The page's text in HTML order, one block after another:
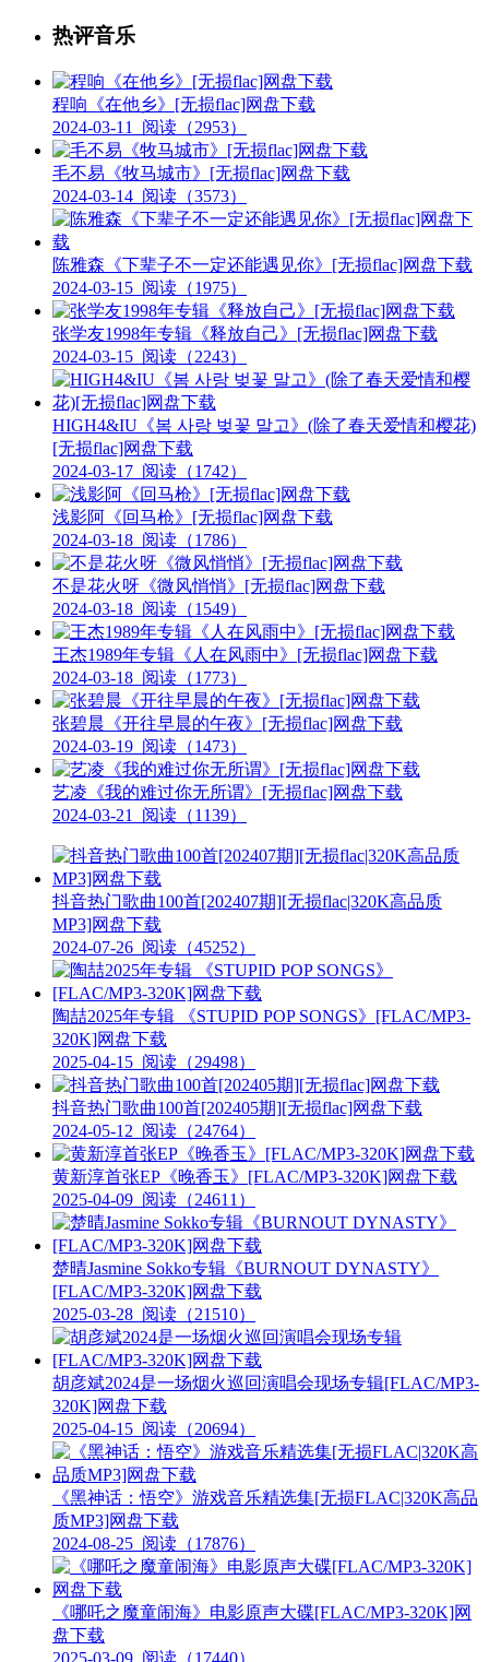
热评音乐
程响《在他乡》[无损flac]网盘下载
2024-03-11
阅读（2953）
毛不易《牧马城市》[无损flac]网盘下载
2024-03-14 阅读（3573）
陈雅森《下辈子不一定还能遇见你》[无损flac]网盘下载
2024-03-15 阅读（1975）
张学友1998年专辑《释放自己》[无损flac]网盘下载
2024-03-15 阅读（2243）
HIGH4&IU《봄 사랑 벚꽃 말고》(除了春天爱情和樱花)
[无损flac]网盘下载
2024-03-17 阅读（1742）
浅影阿《回马枪》[无损flac]网盘下载
2024-03-18 阅读（1786）
不是花火呀《微风悄悄》[无损flac]网盘下载
2024-03-18 阅读（1549）
王杰1989年专辑《人在风雨中》[无损flac]网盘下载
2024-03-18 阅读（1773）
张碧晨《开往早晨的午夜》[无损flac]网盘下载
2024-03-19 阅读（1473）
艺凌《我的难过你无所谓》[无损flac]网盘下载
2024-03-21
阅读（1139）
抖音热门歌曲100首[202407期][无损flac|320K高品质
MP3]网盘下载
2024-07-26 阅读（45252）
陶喆2025年专辑 《STUPID POP SONGS》[FLAC/MP3-
320K]网盘下载
2025-04-15 阅读（29498）
抖音热门歌曲100首[202405期][无损flac]网盘下载
2024-05-12 阅读（24764）
黄新淳首张EP《晚香玉》[FLAC/MP3-320K]网盘下载
2025-04-09 阅读（24611）
楚晴Jasmine Sokko专辑《BURNOUT DYNASTY》
[FLAC/MP3-320K]网盘下载
2025-03-28 阅读（21510）
胡彦斌2024是一场烟火巡回演唱会现场专辑[FLAC/MP3-
320K]网盘下载
2025-04-15 阅读（20694）
《黑神话：悟空》游戏音乐精选集[无损FLAC|320K高品
质MP3]网盘下载
2024-08-25 阅读（17876）
《哪吒之魔童闹海》电影原声大碟[FLAC/MP3-320K]网
盘下载
2025-03-09 阅读（17440）